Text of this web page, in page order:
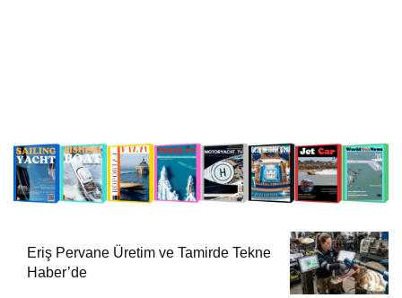
Eriş Pervane Üretim ve Tamirde Tekne
Haber’de